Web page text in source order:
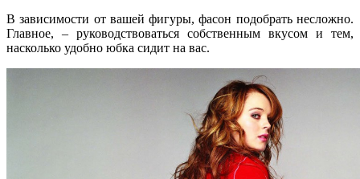
В зависимости от вашей фигуры, фасон подобрать несложно.
Главное, – руководствоваться собственным вкусом и тем,
насколько удобно юбка сидит на вас.